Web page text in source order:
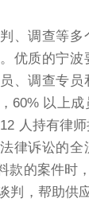
、调查等多
优质的宁波
、调查专员
60% 以上
人持有律
律诉讼的全
款的案件时
判，帮助供